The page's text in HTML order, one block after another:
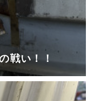
戦い！！